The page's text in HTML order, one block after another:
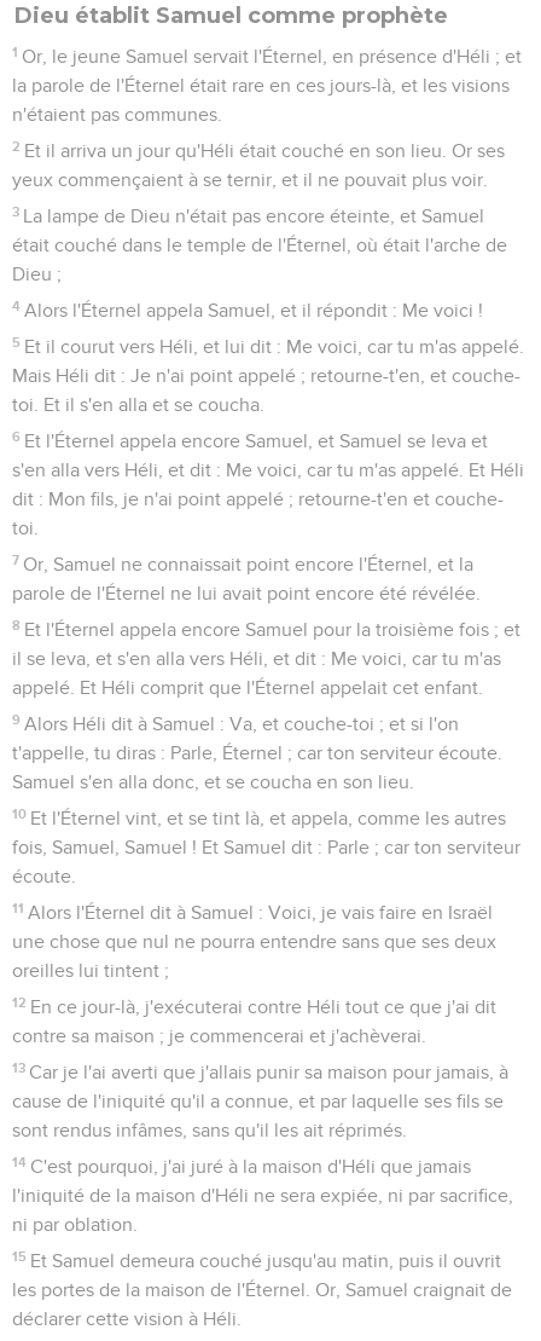
Dieu établit Samuel comme prophète
1 Or, le jeune Samuel servait l'Éternel, en présence d'Héli ; et
la parole de l'Éternel était rare en ces jours-là, et les visions
n'étaient pas communes.
2 Et il arriva un jour qu'Héli était couché en son lieu. Or ses
yeux commençaient à se ternir, et il ne pouvait plus voir.
3 La lampe de Dieu n'était pas encore éteinte, et Samuel
était couché dans le temple de l'Éternel, où était l'arche de
Dieu ;
4 Alors l'Éternel appela Samuel, et il répondit : Me voici !
5 Et il courut vers Héli, et lui dit : Me voici, car tu m'as appelé.
Mais Héli dit : Je n'ai point appelé ; retourne-t'en, et couche-
toi. Et il s'en alla et se coucha.
6 Et l'Éternel appela encore Samuel, et Samuel se leva et
s'en alla vers Héli, et dit : Me voici, car tu m'as appelé. Et Héli
dit : Mon fils, je n'ai point appelé ; retourne-t'en et couche-
toi.
7 Or, Samuel ne connaissait point encore l'Éternel, et la
parole de l'Éternel ne lui avait point encore été révélée.
8 Et l'Éternel appela encore Samuel pour la troisième fois ; et
il se leva, et s'en alla vers Héli, et dit : Me voici, car tu m'as
appelé. Et Héli comprit que l'Éternel appelait cet enfant.
9 Alors Héli dit à Samuel : Va, et couche-toi ; et si l'on
t'appelle, tu diras : Parle, Éternel ; car ton serviteur écoute.
Samuel s'en alla donc, et se coucha en son lieu.
10 Et l'Éternel vint, et se tint là, et appela, comme les autres
fois, Samuel, Samuel ! Et Samuel dit : Parle ; car ton serviteur
écoute.
11 Alors l'Éternel dit à Samuel : Voici, je vais faire en Israël
une chose que nul ne pourra entendre sans que ses deux
oreilles lui tintent ;
12 En ce jour-là, j'exécuterai contre Héli tout ce que j'ai dit
contre sa maison ; je commencerai et j'achèverai.
13 Car je l'ai averti que j'allais punir sa maison pour jamais, à
cause de l'iniquité qu'il a connue, et par laquelle ses fils se
sont rendus infâmes, sans qu'il les ait réprimés.
14 C'est pourquoi, j'ai juré à la maison d'Héli que jamais
l'iniquité de la maison d'Héli ne sera expiée, ni par sacrifice,
ni par oblation.
15 Et Samuel demeura couché jusqu'au matin, puis il ouvrit
les portes de la maison de l'Éternel. Or, Samuel craignait de
déclarer cette vision à Héli.